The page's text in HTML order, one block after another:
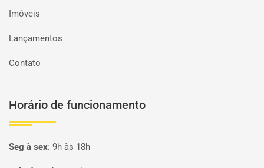
Imóveis
Lançamentos
Contato
Horário de funcionamento
Seg à sex: 9h às 18h